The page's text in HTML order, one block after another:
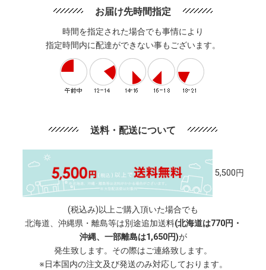
お届け先時間指定
時間を指定された場合でも事情により
指定時間内に配達ができない事もございます。
送料・配送について
5,500円
(税込み)以上ご購入頂いた場合でも
北海道、沖縄県・離島等は別途追加送料(北海道は770円・
沖縄、一部離島は1,650円)が
発生致します。その際はご連絡致します。
※日本国内の注文及び発送のみ対応しております。